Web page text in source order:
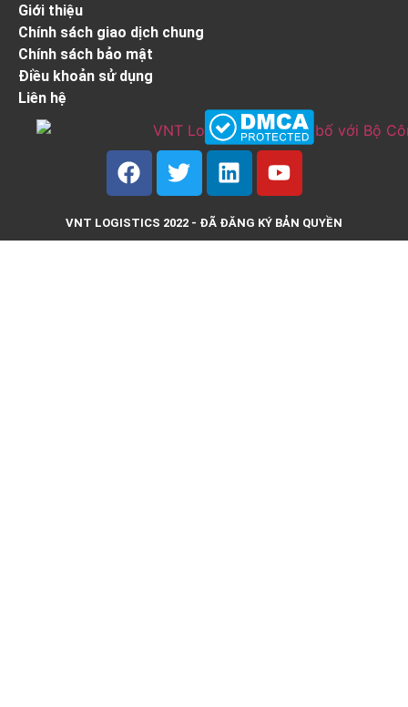
Giới thiệu
Chính sách giao dịch chung
Chính sách bảo mật
Điều khoản sử dụng
Liên hệ
VNT LOGISTICS 2022 - ĐÃ ĐĂNG KÝ BẢN QUYỀN